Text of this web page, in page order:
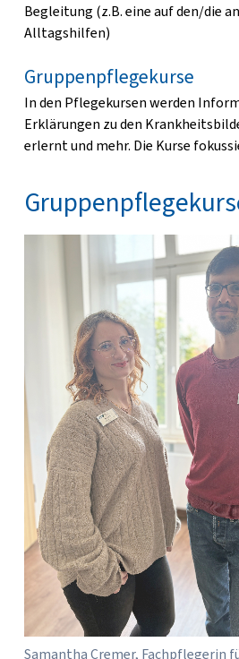
Begleitung (z.B. eine auf den/die
Alltagshilfen)
Gruppenpflegekurse
In den Pflegekursen werden
Erklärungen zu den
erlernt und mehr. Die Kurse
Samantha Cremer, Fachpflegerin